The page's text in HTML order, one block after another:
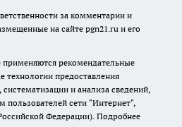
за комментарии и
на сайте pgn21.ru и его
рекомендательные
предоставления
и анализа сведений,
пользователей сети "Интернет",
Федерации).Подробнее